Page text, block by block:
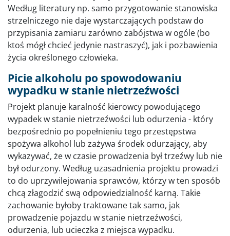
Według literatury np. samo przygotowanie stanowiska
strzelniczego nie daje wystarczających podstaw do
przypisania zamiaru zarówno zabójstwa w ogóle (bo
ktoś mógł chcieć jedynie nastraszyć), jak i pozbawienia
życia określonego człowieka.
Picie alkoholu po spowodowaniu
wypadku w stanie nietrzeźwości
Projekt planuje karalność kierowcy powodującego
wypadek w stanie nietrzeźwości lub odurzenia - który
bezpośrednio po popełnieniu tego przestępstwa
spożywa alkohol lub zażywa środek odurzający, aby
wykazywać, że w czasie prowadzenia był trzeźwy lub nie
był odurzony. Według uzasadnienia projektu prowadzi
to do uprzywilejowania sprawców, którzy w ten sposób
chcą złagodzić swą odpowiedzialność karną. Takie
zachowanie byłoby traktowane tak samo, jak
prowadzenie pojazdu w stanie nietrzeźwości,
odurzenia, lub ucieczka z miejsca wypadku.